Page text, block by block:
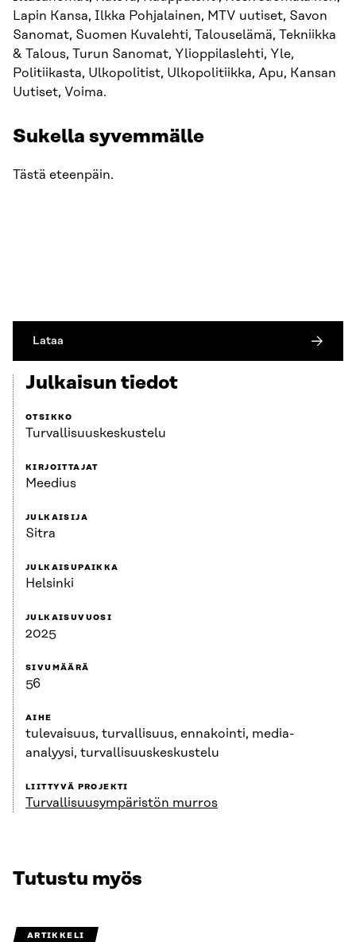
Lapin Kansa, Ilkka Pohjalainen, MTV uutiset, Savon
Sanomat, Suomen Kuvalehti, Talouselämä, Tekniikka
& Talous, Turun Sanomat, Ylioppilaslehti, Yle,
Politiikasta, Ulkopolitist, Ulkopolitiikka, Apu, Kansan
Uutiset, Voima.
Sukella syvemmälle
Tästä eteenpäin.
Lataa
Julkaisun tiedot
OTSIKKO
Turvallisuuskeskustelu
KIRJOITTAJAT
Meedius
JULKAISIJA
Sitra
JULKAISUPAIKKA
Helsinki
JULKAISUVUOSI
2025
SIVUMÄÄRÄ
56
AIHE
tulevaisuus, turvallisuus, ennakointi, media-
analyysi, turvallisuuskeskustelu
LIITTYVÄ PROJEKTI
Turvallisuus­ympäristön murros
Tutustu myös
ARTIKKELI